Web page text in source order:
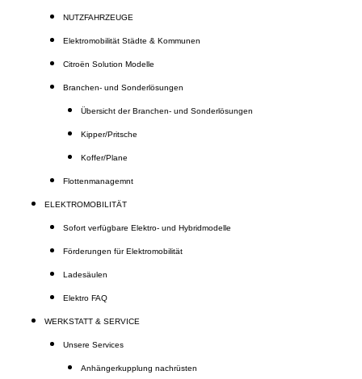
NUTZFAHRZEUGE
Elektromobilität Städte & Kommunen
Citroën Solution Modelle
Branchen- und Sonderlösungen
Übersicht der Branchen- und Sonderlösungen
Kipper/Pritsche
Koffer/Plane
Flottenmanagemnt
ELEKTROMOBILITÄT
Sofort verfügbare Elektro- und Hybridmodelle
Förderungen für Elektromobilität
Ladesäulen
Elektro FAQ
WERKSTATT & SERVICE
Unsere Services
Anhängerkupplung nachrüsten